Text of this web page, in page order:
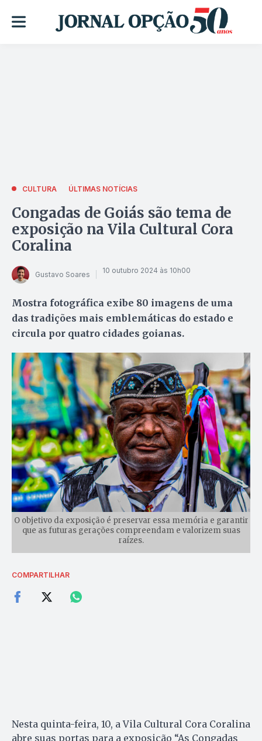
CULTURA ÚLTIMAS NOTÍCIAS
Congadas de Goiás são tema de
exposição na Vila Cultural Cora
Coralina
Gustavo Soares 10 outubro 2024 às 10h00
Mostra fotográfica exibe 80 imagens de uma
das tradições mais emblemáticas do estado e
circula por quatro cidades goianas.
O objetivo da exposição é preservar essa memória e garantir
que as futuras gerações compreendam e valorizem suas
raízes.
COMPARTILHAR
Nesta quinta-feira, 10, a Vila Cultural Cora Coralina
abre suas portas para a exposição “As Congadas